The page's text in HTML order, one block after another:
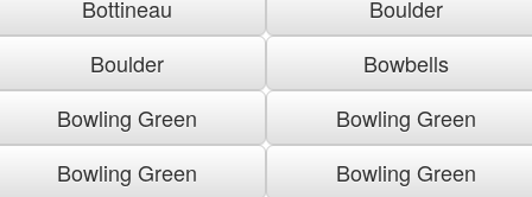
Bottineau
Boulder
Boulder
Bowbells
Bowling Green
Bowling Green
Bowling Green
Bowling Green